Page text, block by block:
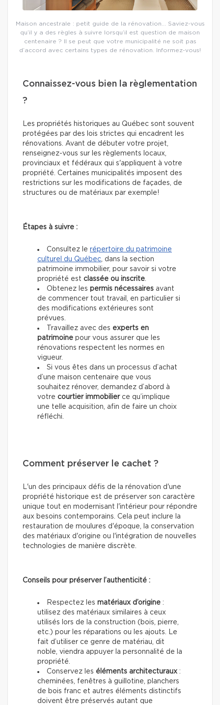
Maison ancestrale : petit guide de la rénovation… Saviez-vous
qu’il y a des règles à suivre lorsqu’il est question de maison
centenaire ? Il se peut que votre municipalité ne soit pas
d’accord avec certains types de rénovation. Informez-vous!
Connaissez-vous bien la règlementation
?
Les propriétés historiques au Québec sont souvent
protégées par des lois strictes qui encadrent les
rénovations. Avant de débuter votre projet,
renseignez-vous sur les règlements locaux,
provinciaux et fédéraux qui s'appliquent à votre
propriété. Certaines municipalités imposent des
restrictions sur les modifications de façades, de
structures ou de matériaux par exemple!
Étapes à suivre :
Consultez le répertoire du patrimoine
culturel du Québec , dans la section
patrimoine immobilier, pour savoir si votre
propriété est classée ou inscrite
Obtenez les permis nécessaires avant
de commencer tout travail, en particulier si
des modifications extérieures sont
prévues.
Travaillez avec des experts en
patrimoine pour vous assurer que les
rénovations respectent les normes en
vigueur.
Si vous êtes dans un processus d’achat
d’une maison centenaire que vous
souhaitez rénover, demandez d’abord à
votre courtier immobilierce qu’implique
une telle acquisition, afin de faire un choix
réfléchi.
Comment préserver le cachet ?
L'un des principaux défis de la rénovation d'une
propriété historique est de préserver son caractère
unique tout en modernisant l'intérieur pour répondre
aux besoins contemporains. Cela peut inclure la
restauration de moulures d'époque, la conservation
des matériaux d'origine ou l'intégration de nouvelles
technologies de manière discrète.
Conseils pour préserver l’authenticité :
Respectez les matériaux d’origine :
utilisez des matériaux similaires à ceux
utilisés lors de la construction (bois, pierre,
etc.) pour les réparations ou les ajouts. Le
fait d’utiliser ce genre de matériau, dit
noble, viendra appuyer la personnalité de la
propriété.
Conservez les éléments architecturaux :
cheminées, fenêtres à guillotine, planchers
de bois franc et autres éléments distinctifs
doivent être préservés autant que